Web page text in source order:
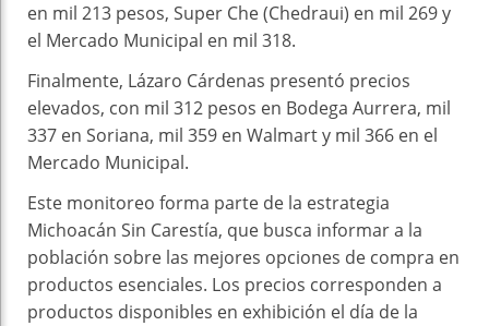
en mil 213 pesos, Super Che (Chedraui) en mil 269 y
el Mercado Municipal en mil 318.
Finalmente, Lázaro Cárdenas presentó precios
elevados, con mil 312 pesos en Bodega Aurrera, mil
337 en Soriana, mil 359 en Walmart y mil 366 en el
Mercado Municipal.
Este monitoreo forma parte de la estrategia
Michoacán Sin Carestía, que busca informar a la
población sobre las mejores opciones de compra en
productos esenciales. Los precios corresponden a
productos disponibles en exhibición el día de la